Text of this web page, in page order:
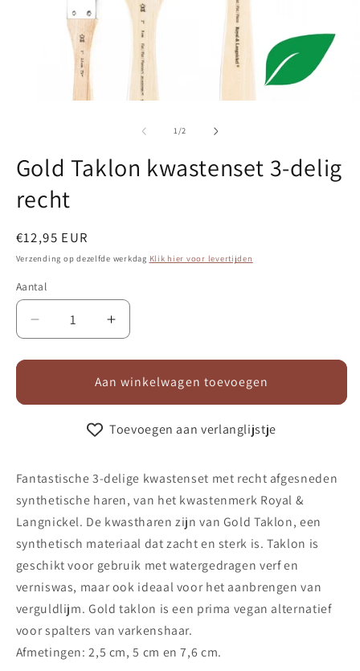
1/van
2
Gold Taklon kwastenset 3-delig
recht
Normale
prijs
€12,95 EUR
Verzending op dezelfde werkdag Klik hier voor levertijden
Aantal
Aantal
verlagen
voor
Aantal
verhogen
voor
Gold
3-
Aan winkelwagen toevoegen
Toevoegen aan verlanglijstje
Fantastische 3-delige kwastenset met recht afgesneden
synthetische haren, van het kwastenmerk Royal &
Langnickel. De kwastharen zijn van Gold Taklon, een
synthetisch materiaal dat zacht en sterk is. Taklon is
geschikt voor gebruik met watergedragen verf en
verniswas, maar ook ideaal voor het aanbrengen van
verguldlijm. Gold taklon is een prima vegan alternatief
voor spalters van varkenshaar.
Afmetingen: 2,5 cm, 5 cm en 7,6 cm.